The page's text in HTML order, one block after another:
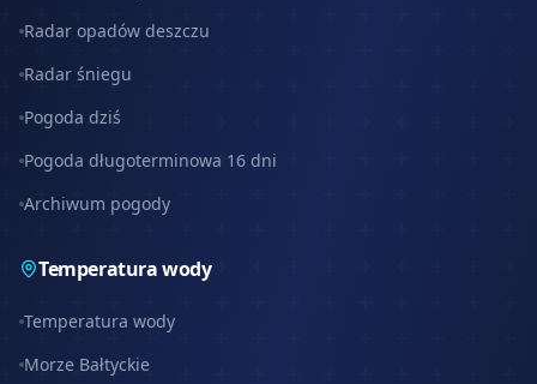
Radar opadów deszczu
Radar śniegu
Pogoda dziś
Pogoda długoterminowa 16 dni
Archiwum pogody
Temperatura wody
Temperatura wody
Morze Bałtyckie